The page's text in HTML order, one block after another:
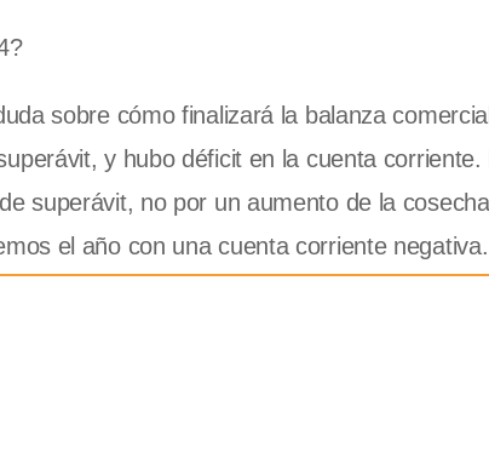
sobre cómo finalizará la balanza
y hubo déficit en la cuenta corriente.
superávit, no por un aumento de la
el año con una cuenta corriente negativa.